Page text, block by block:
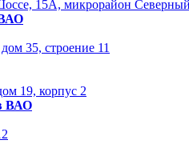
15А, микрорайон
35, строение 11
19, корпус 2
ВАО